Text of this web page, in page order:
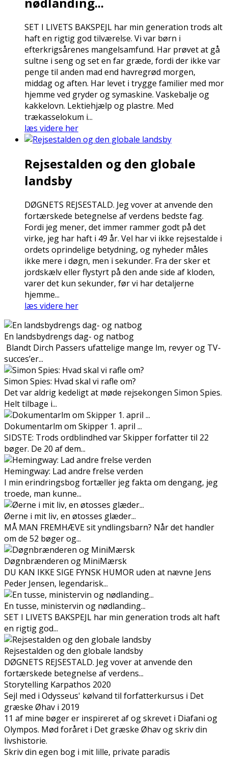
SET I LIVETS BAKSPEJL har min generation trods alt
haft en rigtig god tilværelse. Vi var børn i
efterkrigsårenes mangelsamfund. Har prøvet at gå
sultne i seng og set en far græde, fordi der ikke var
penge til anden mad end havregrød morgen,
middag og aften. Har levet i trygge familier med mor
hjemme ved gryder og symaskine. Vaskebalje og
kakkelovn. Lektiehjælp og plastre. Med
trækasselokum i...
læs videre her
Rejsestalden og den globale
landsby
DØGNETS REJSESTALD. Jeg vover at anvende den
fortærskede betegnelse af verdens bedste fag.
Fordi jeg mener, det immer rammer godt på det
virke, jeg har haft i 49 år. Vel har vi ikke rejsestalde i
ordets oprindelige betydning, og nyheder måles
ikke mere i døgn, men i sekunder. Fra der sker et
jordskælv eller flystyrt på den ande side af kloden,
varer det kun sekunder, før vi har detaljerne
hjemme...
læs videre her
En landsbydrengs dag- og natbog
Blandt Dirch Passers ufattelige mange film, revyer og TV-
succes’er...
Simon Spies: Hvad skal vi rafle om?
Det var aldrig kedeligt at møde rejsekongen Simon Spies.
Helt tilbage i...
Dokumentarfilm om Skipper 1. april ...
SIDSTE: Trods ordblindhed var Skipper forfatter til 22
bøger. De 20 af dem...
Hemingway: Lad andre frelse verden
I min erindringsbog fortæller jeg fakta om dengang, jeg
troede, man kunne...
Øerne i mit liv, en øtosses glæder...
MÅ MAN FREMHÆVE sit yndlingsbarn? Når det handler
om de 52 bøger og...
Døgnbrænderen og MiniMærsk
DU KAN IKKE SIGE FYNSK HUMOR uden at nævne Jens
Peder Jensen, legendarisk...
En tusse, ministervin og nødlanding...
SET I LIVETS BAKSPEJL har min generation trods alt haft
en rigtig god...
Rejsestalden og den globale landsby
DØGNETS REJSESTALD. Jeg vover at anvende den
fortærskede betegnelse af verdens...
Storytelling Karpathos 2020
Sejl med i Odysseus' kølvand til forfatterkursus i Det
græske Øhav i 2019
11 af mine bøger er inspireret af og skrevet i Diafani og
Olympos. Mød foråret i Det græske Øhav og skriv din
livshistorie.
Skriv din egen bog i mit lille, private paradis